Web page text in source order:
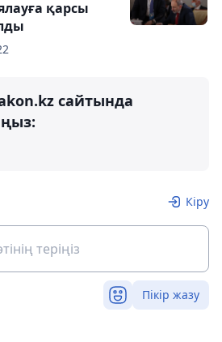
қарсы
сайтында
Кіру
Пікір жазу